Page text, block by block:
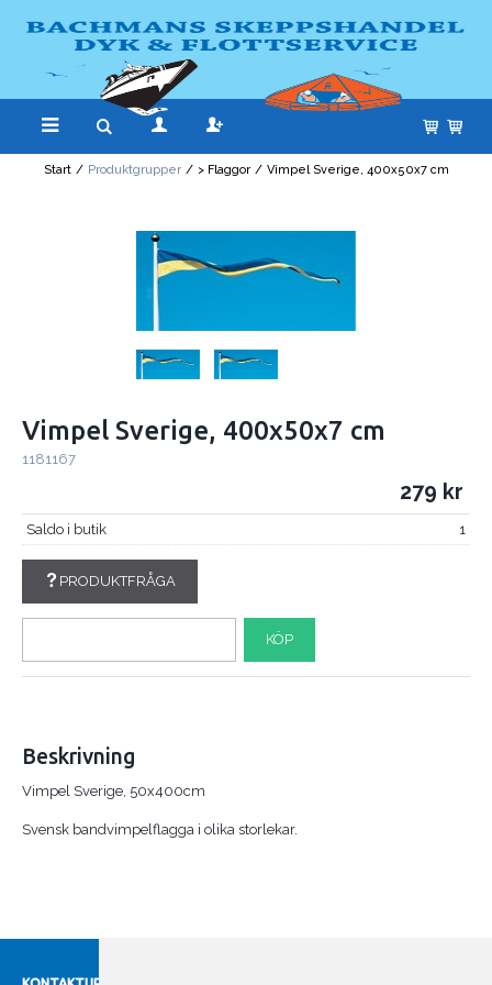
Start / Produktgrupper / > Flaggor / Vimpel Sverige, 400x50x7 cm
Vimpel Sverige, 400x50x7 cm
1181167
279
Saldo i butik 1
PRODUKTFRÅGA
KÖP
Beskrivning
Vimpel Sverige, 50x400cm
Svensk bandvimpelflagga i olika storlekar.